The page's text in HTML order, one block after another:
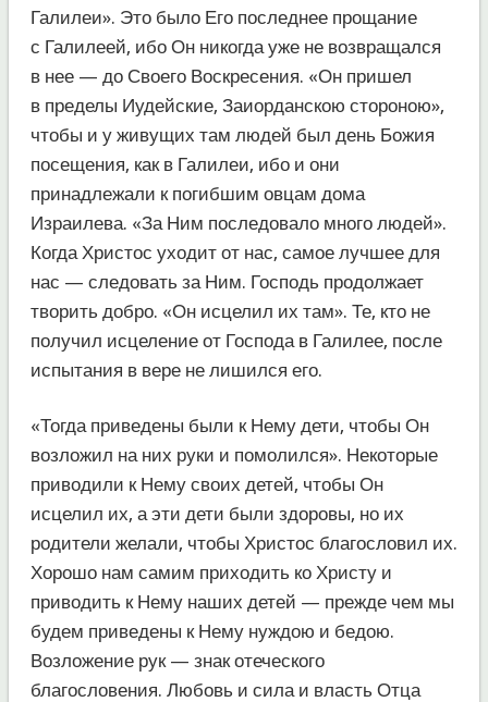
Галилеи». Это было Его последнее прощание
с Галилеей, ибо Он никогда уже не возвращался
в нее — до Своего Воскресения. «Он пришел
в пределы Иудейские, Заиорданскою стороною»,
чтобы и у живущих там людей был день Божия
посещения, как в Галилеи, ибо и они
принадлежали к погибшим овцам дома
Израилева. «За Ним последовало много людей».
Когда Христос уходит от нас, самое лучшее для
нас — следовать за Ним. Господь продолжает
творить добро. «Он исцелил их там». Те, кто не
получил исцеление от Господа в Галилее, после
испытания в вере не лишился его.
«Тогда приведены были к Нему дети, чтобы Он
возложил на них руки и помолился». Некоторые
приводили к Нему своих детей, чтобы Он
исцелил их, а эти дети были здоровы, но их
родители желали, чтобы Христос благословил их.
Хорошо нам самим приходить ко Христу и
приводить к Нему наших детей — прежде чем мы
будем приведены к Нему нуждою и бедою.
Возложение рук — знак отеческого
благословения. Любовь и сила и власть Отца